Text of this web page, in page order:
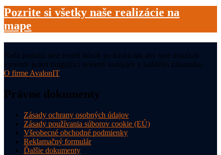
Pozrite si všetky naše realizácie na
mape
Našu ponuku sme tvorili kúsok po kúsku tak aby sme dokázali
vytvoriť jeden fungujúci ucelený komplex u každého zákazníka.
O firme AvalonIT
Právne dokumenty
Zásady ochrany osobných údajov
Zásady používania súborov cookie (EÚ)
Všeobecné obchodné podmienky
Reklamačný formulár
Ďalšie dokumenty